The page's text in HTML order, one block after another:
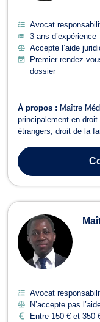
Avocat
3 ans d’expérience
Accepte l’aide
Premier rendez-
dossier
À propos : Maître
principalement en
étrangers, droit de la
dossier. En droit
les stade...
Avocat
N’accepte pas
Entre 150 € et 350